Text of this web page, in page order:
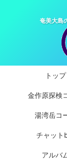
奄美大島
トップ
金作原探検
湯湾岳コ
チャット
アルバ